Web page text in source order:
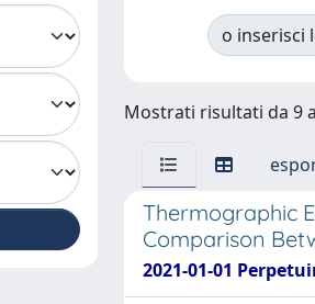
o inserisci
Mostrati risultati da 9
Thermographic
Comparison
2021-01-01